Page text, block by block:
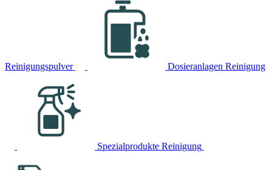
Reinigungspulver Dosieranlagen Reinigung
Spezialprodukte Reinigung